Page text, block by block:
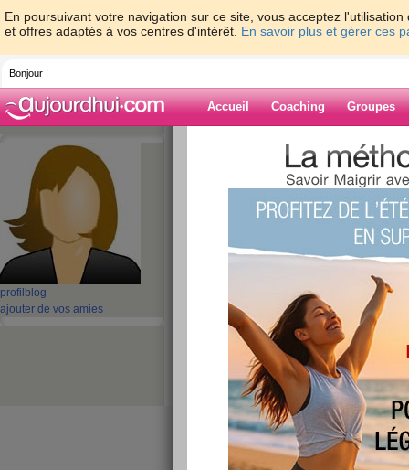
En poursuivant votre navigation sur ce site, vous acceptez
et offres adaptés à vos centres d'intérêt. En savoir plus et gérer ces
Bonjour !
Accueil Coaching Groupes
profil blog
ajouter de vos amies
> maikhanh100 > Low
protection equipment, TVS diode arrays
Blog de
Low Capacitance
ESD protection
diode arrays
publié le 12/01/2024 à 08:26
USBLC6 Series 2 Channel 5.25 V SMT Uni-
https://www.futureelectronics.com/p/
protection/usblc6-2p6-stmicroelectronics-